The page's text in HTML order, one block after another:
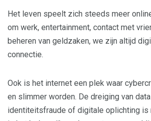
Het leven speelt zich steeds meer
om werk, entertainment, contact met
beheren van geldzaken, we zijn altijd
connectie.
Ook is het internet een plek waar
en slimmer worden. De dreiging van
identiteitsfraude of digitale oplichting is